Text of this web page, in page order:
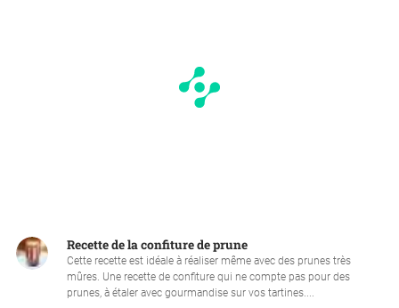
Recette de la confiture de prune
Cette recette est idéale à réaliser même avec des prunes très
mûres. Une recette de confiture qui ne compte pas pour des
prunes, à étaler avec gourmandise sur vos tartines....